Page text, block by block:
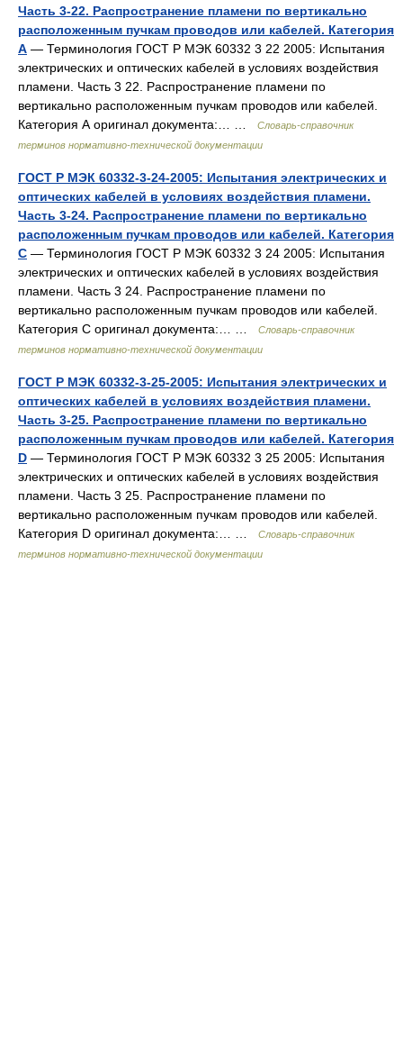
Часть 3-22. Распространение пламени по вертикально
расположенным пучкам проводов или кабелей. Категория
А — Терминология ГОСТ Р МЭК 60332 3 22 2005: Испытания
электрических и оптических кабелей в условиях воздействия
пламени. Часть 3 22. Распространение пламени по
вертикально расположенным пучкам проводов или кабелей.
Категория А оригинал документа:… …
Словарь-справочник
терминов нормативно-технической документации
ГОСТ Р МЭК 60332-3-24-2005: Испытания электрических и
оптических кабелей в условиях воздействия пламени.
Часть 3-24. Распространение пламени по вертикально
расположенным пучкам проводов или кабелей. Категория
С — Терминология ГОСТ Р МЭК 60332 3 24 2005: Испытания
электрических и оптических кабелей в условиях воздействия
пламени. Часть 3 24. Распространение пламени по
вертикально расположенным пучкам проводов или кабелей.
Категория С оригинал документа:… …
Словарь-справочник
терминов нормативно-технической документации
ГОСТ Р МЭК 60332-3-25-2005: Испытания электрических и
оптических кабелей в условиях воздействия пламени.
Часть 3-25. Распространение пламени по вертикально
расположенным пучкам проводов или кабелей. Категория
D — Терминология ГОСТ Р МЭК 60332 3 25 2005: Испытания
электрических и оптических кабелей в условиях воздействия
пламени. Часть 3 25. Распространение пламени по
вертикально расположенным пучкам проводов или кабелей.
Категория D оригинал документа:… …
Словарь-справочник
терминов нормативно-технической документации